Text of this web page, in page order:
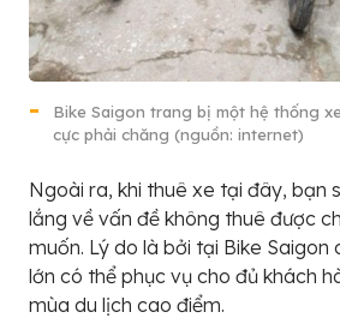
Bike Saigon trang bị một hệ thống
cực phải chăng (nguồn: internet)
Ngoài ra, khi thuê xe tại đây, bạn
lắng về vấn đề không thuê được
muốn. Lý do là bởi tại Bike Saigon
lớn có thể phục vụ cho đủ khách
mùa du lịch cao điểm.